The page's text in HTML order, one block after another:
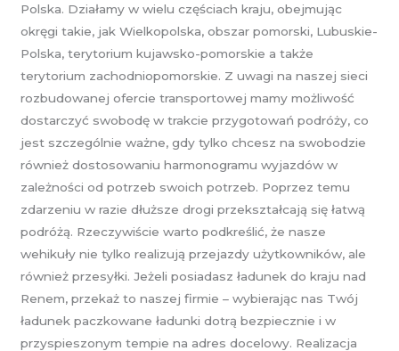
Polska. Działamy w wielu częściach kraju, obejmując
okręgi takie, jak Wielkopolska, obszar pomorski, Lubuskie-
Polska, terytorium kujawsko-pomorskie a także
terytorium zachodniopomorskie. Z uwagi na naszej sieci
rozbudowanej ofercie transportowej mamy możliwość
dostarczyć swobodę w trakcie przygotowań podróży, co
jest szczególnie ważne, gdy tylko chcesz na swobodzie
również dostosowaniu harmonogramu wyjazdów w
zależności od potrzeb swoich potrzeb. Poprzez temu
zdarzeniu w razie dłuższe drogi przekształcają się łatwą
podróżą. Rzeczywiście warto podkreślić, że nasze
wehikuły nie tylko realizują przejazdy użytkowników, ale
również przesyłki. Jeżeli posiadasz ładunek do kraju nad
Renem, przekaż to naszej firmie – wybierając nas Twój
ładunek paczkowane ładunki dotrą bezpiecznie i w
przyspieszonym tempie na adres docelowy. Realizacja